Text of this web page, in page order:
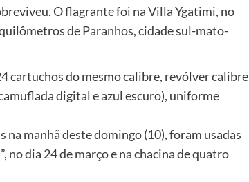
O flagrante foi na Villa Ygatimi, no
de Paranhos, cidade sul-mato-
cartuchos do mesmo calibre, revólver calibre
digital e azul escuro), uniforme
manhã deste domingo (10), foram usadas
no dia 24 de março e na chacina de quatro